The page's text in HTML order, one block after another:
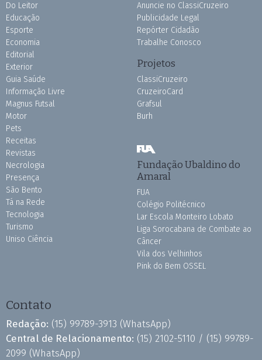
Do Leitor
Educação
Esporte
Economia
Editorial
Exterior
Guia Saúde
Informação Livre
Magnus Futsal
Motor
Pets
Receitas
Revistas
Necrologia
Presença
São Bento
Tá na Rede
Tecnologia
Turismo
Uniso Ciência
Anuncie no ClassiCruzeiro
Publicidade Legal
Repórter Cidadão
Trabalhe Conosco
Projetos
ClassiCruzeiro
CruzeiroCard
Grafsul
Burh
Fundação Ubaldino do
Amaral
FUA
Colégio Politécnico
Lar Escola Monteiro Lobato
Liga Sorocabana de Combate ao
Câncer
Vila dos Velhinhos
Pink do Bem OSSEL
Contato
Redação: (15) 99789-3913 (WhatsApp)
Central de Relacionamento: (15) 2102-5110 / (15) 99789-
2099 (WhatsApp)